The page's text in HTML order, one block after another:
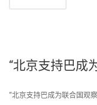
“北京支持巴成
“北京支持巴成为联合国